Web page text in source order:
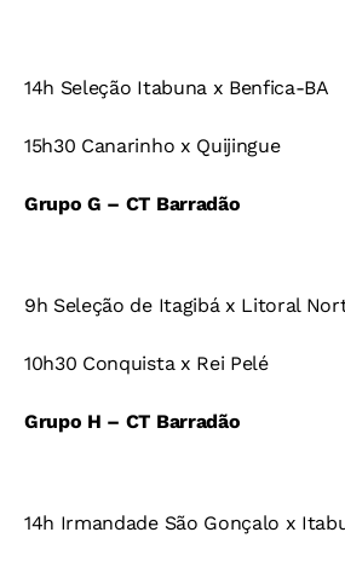
14h Seleção Itabuna x Benfica-BA
15h30 Canarinho x Quijingue
Grupo G – CT Barradão
9h Seleção de Itagibá x Litoral
10h30 Conquista x Rei Pelé
Grupo H – CT Barradão
14h Irmandade São Gonçalo x